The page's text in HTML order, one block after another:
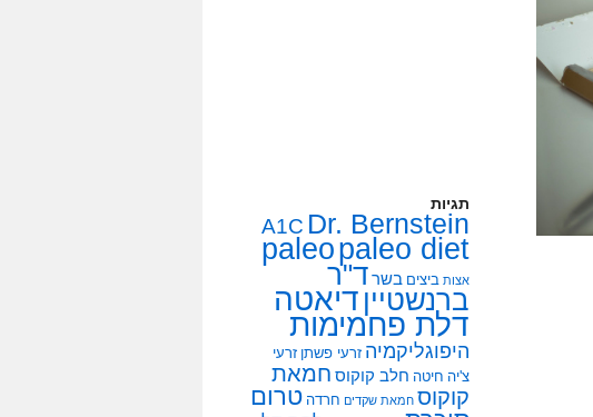
תגיות
A1C Dr. Bernstein
paleopaleo diet
אצות ביצים בשרד"ר
ברנשטיין דיאטה
דלת פחמימות
היפוגליקמיה זרעי פשתן זרעי
צ'יה חיטה חלב קוקוס חמאת
קוקוס חמאת שקדים חרדה טרום